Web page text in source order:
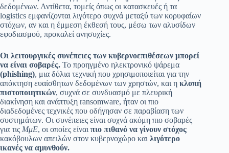
δεδομένων. Αντίθετα, τομείς όπως οι κατασκευές ή τα
logistics εμφανίζονται λιγότερο συχνά μεταξύ των κορυφαίων
στόχων, αν και η έμμεση έκθεσή τους, μέσω των αλυσίδων
εφοδιασμού, προκαλεί ανησυχίες.
Οι λειτουργικές συνέπειες των κυβερνοεπιθέσεων μπορεί
να είναι σοβαρές. Το προηγμένο ηλεκτρονικό ψάρεμα
(phishing), μια δόλια τεχνική που χρησιμοποιείται για την
απόκτηση ευαίσθητων δεδομένων των χρηστών, και η κλοπή
πιστοποιητικών, συχνά σε συνδυασμό με πλευρική
διακίνηση και ανάπτυξη ransomware, ήταν οι πιο
διαδεδομένες τεχνικές που οδήγησαν σε παραβίαση των
συστημάτων. Οι συνέπειες είναι συχνά ακόμη πιο σοβαρές
για τις ΜμΕ, οι οποίες είναι πιο πιθανό να γίνουν στόχος
κακόβουλων απειλών στον κυβερνοχώρο και λιγότερο
ικανές να αμυνθούν.